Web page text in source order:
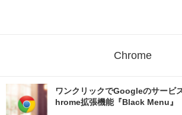
Chrome
ワンクリックでGoogleのサービ
hrome拡張機能『Black Menu』